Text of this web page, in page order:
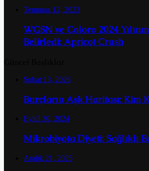
Temmuz 12, 2023
WGSN ve Coloro 2024
Belirledi: Apricot Crush
Şubat 13, 2026
Burçların Aşk Haritası: Kim
Eylül 30, 2024
Mikrobiyota Diyeti: Sağlıklı
Aralık 21, 2025